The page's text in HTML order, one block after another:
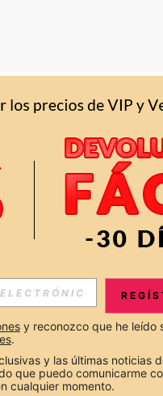
Y NOTICIAS DE
y reconozco que he leído
.
y las últimas noticias
que puedo comunicarme
cualquier momento.